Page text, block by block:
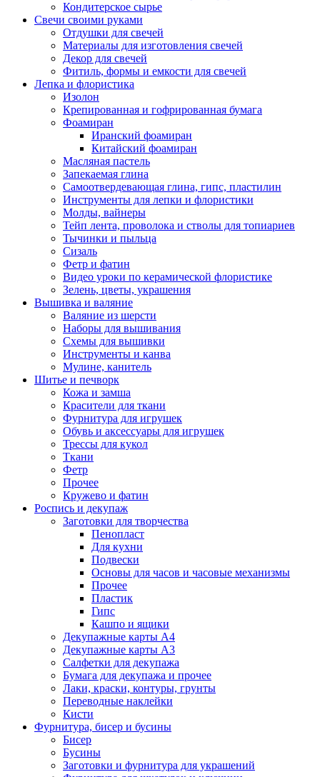
Кондитерское сырье
Свечи своими руками
Отдушки для свечей
Материалы для изготовления свечей
Декор для свечей
Фитиль, формы и емкости для свечей
Лепка и флористика
Изолон
Крепированная и гофрированная бумага
Фоамиран
Иранский фоамиран
Китайский фоамиран
Масляная пастель
Запекаемая глина
Самоотвердевающая глина, гипс, пластилин
Инструменты для лепки и флористики
Молды, вайнеры
Тейп лента, проволока и стволы для топиариев
Тычинки и пыльца
Сизаль
Фетр и фатин
Видео уроки по керамической флористике
Зелень, цветы, украшения
Вышивка и валяние
Валяние из шерсти
Наборы для вышивания
Схемы для вышивки
Инструменты и канва
Мулине, канитель
Шитье и печворк
Кожа и замша
Красители для ткани
Фурнитура для игрушек
Обувь и аксессуары для игрушек
Трессы для кукол
Ткани
Фетр
Прочее
Кружево и фатин
Роспись и декупаж
Заготовки для творчества
Пенопласт
Для кухни
Подвески
Основы для часов и часовые механизмы
Прочее
Пластик
Гипс
Кашпо и ящики
Декупажные карты А4
Декупажные карты А3
Салфетки для декупажа
Бумага для декупажа и прочее
Лаки, краски, контуры, грунты
Переводные наклейки
Кисти
Фурнитура, бисер и бусины
Бисер
Бусины
Заготовки и фурнитура для украшений